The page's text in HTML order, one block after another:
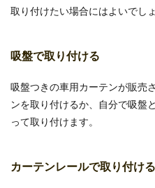
トレー
とされ、...
可能！
取り付けたい場合にはよいでしょ
吸盤で取り付ける
吸盤つきの車用カーテンが販売
ンを取り付けるか、自分で吸盤
って取り付けます。
カーテンレールで取り付ける